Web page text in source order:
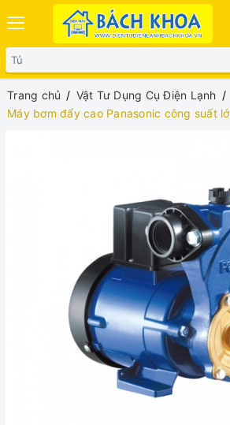
Trang chủ
Vật Tư Dụng Cụ Điện Lạnh
Máy bơm đẩy cao Panasonic công suất